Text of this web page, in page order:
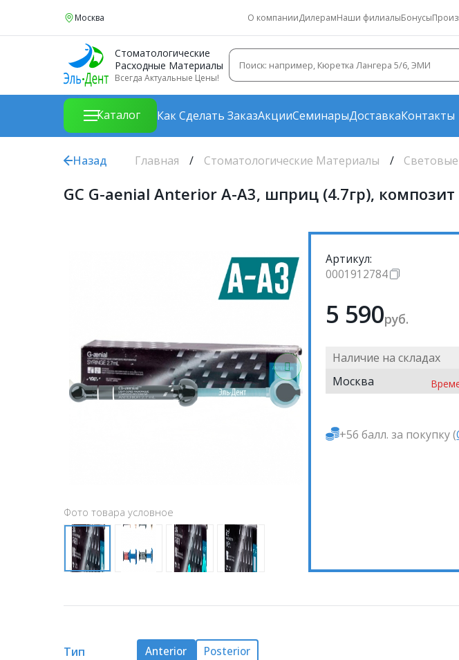
Москва О компанииДилерамНаши филиалыБонусы
Стоматологические
Расходные Материалы
Всегда Актуальные Цены!
Каталог Как Сделать ЗаказАкцииСеминарыДоставкаКонтакты
Назад Главная Стоматологические Материалы
GC G-aenial Anterior A-A3, шприц (4.7гр),
Фото товара условное
Артикул:
0001912784
5 590руб.
Наличие на складах
Москва
+56 балл. за покупку (
Тип Anterior Posterior